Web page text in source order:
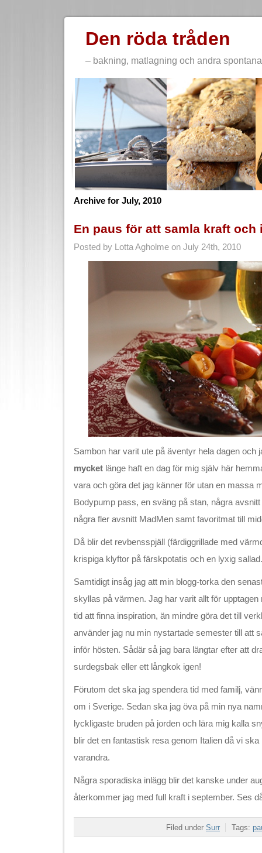
Den röda tråden
– bakning, matlagning och andra
Archive for July, 2010
En paus för att samla kraft och
Posted by Lotta Agholme on July 24th, 2010
Sambon har varit ute på äventyr hela dagen och
mycket länge haft en dag för mig själv här
vara och göra det jag känner för utan en massa
Bodypump pass, en sväng på stan, några
några fler avsnitt MadMen samt favoritmat till
Då blir det revbensspjäll (färdiggrillade med
krispiga klyftor på färskpotatis och en lyxig
Samtidigt insåg jag att min blogg-torka den
skyllas på värmen. Jag har varit allt för upptagen
tid att finna inspiration, än mindre göra det till
använder jag nu min nystartade semester till att
inför hösten. Sådär så jag bara längtar efter att
surdegsbak eller ett långkok igen!
Förutom det ska jag spendera tid med familj,
om i Sverige. Sedan ska jag öva på min nya
lyckligaste bruden på jorden och lära mig kalla
blir det en fantastisk resa genom Italien då vi
varandra.
Några sporadiska inlägg blir det kanske under
återkommer jag med full kraft i september. Ses
Filed under Surr Tags: